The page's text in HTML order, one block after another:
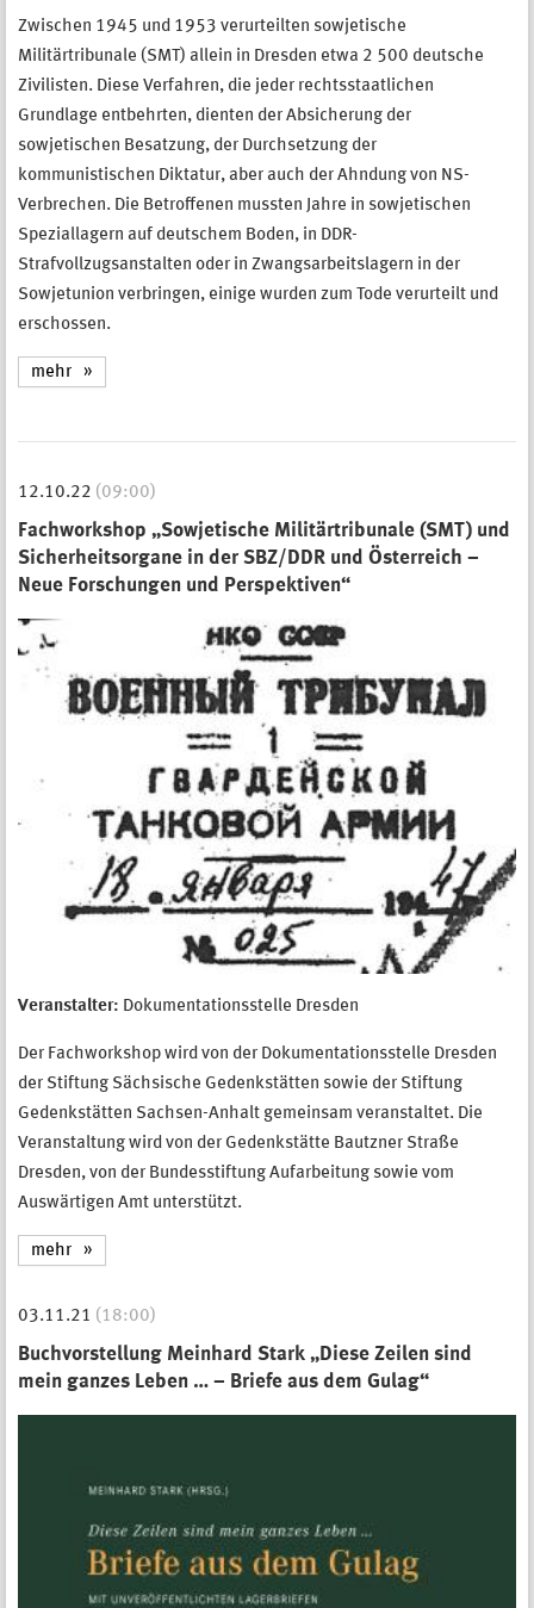
Zwischen 1945 und 1953 verurteilten sowjetische
Militärtribunale (SMT) allein in Dresden etwa 2 500 deutsche
Zivilisten. Diese Verfahren, die jeder rechtsstaatlichen
Grundlage entbehrten, dienten der Absicherung der
sowjetischen Besatzung, der Durchsetzung der
kommunistischen Diktatur, aber auch der Ahndung von NS-
Verbrechen. Die Betroffenen mussten Jahre in sowjetischen
Speziallagern auf deutschem Boden, in DDR-
Strafvollzugsanstalten oder in Zwangsarbeitslagern in der
Sowjetunion verbringen, einige wurden zum Tode verurteilt und
erschossen.
mehr
12.10.22 (09:00)
Fachworkshop „Sowjetische Militärtribunale (SMT) und
Sicherheitsorgane in der SBZ/DDR und Österreich –
Neue Forschungen und Perspektiven“
Veranstalter: Dokumentationsstelle Dresden
Der Fachworkshop wird von der Dokumentationsstelle Dresden
der Stiftung Sächsische Gedenkstätten sowie der Stiftung
Gedenkstätten Sachsen-Anhalt gemeinsam veranstaltet. Die
Veranstaltung wird von der Gedenkstätte Bautzner Straße
Dresden, von der Bundesstiftung Aufarbeitung sowie vom
Auswärtigen Amt unterstützt.
mehr
03.11.21 (18:00)
Buchvorstellung Meinhard Stark „Diese Zeilen sind
mein ganzes Leben … – Briefe aus dem Gulag“